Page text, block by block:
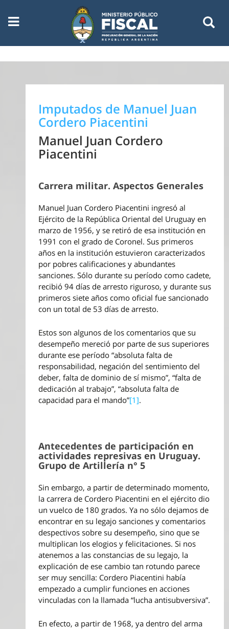
Imputados de Manuel Juan
Cordero Piacentini
Manuel Juan Cordero
Piacentini
Carrera militar. Aspectos Generales
Manuel Juan Cordero Piacentini ingresó al
Ejército de la República Oriental del Uruguay en
marzo de 1956, y se retiró de esa institución en
1991 con el grado de Coronel. Sus primeros
años en la institución estuvieron caracterizados
por pobres calificaciones y abundantes
sanciones. Sólo durante su período como cadete,
recibió 94 días de arresto riguroso, y durante sus
primeros siete años como oficial fue sancionado
con un total de 53 días de arresto.
Estos son algunos de los comentarios que su
desempeño mereció por parte de sus superiores
durante ese período “absoluta falta de
responsabilidad, negación del sentimiento del
deber, falta de dominio de sí mismo”, “falta de
dedicación al trabajo”, “absoluta falta de
capacidad para el mando”[1].
Antecedentes de participación en
actividades represivas en Uruguay.
Grupo de Artillería n° 5
Sin embargo, a partir de determinado momento,
la carrera de Cordero Piacentini en el ejército dio
un vuelco de 180 grados. Ya no sólo dejamos de
encontrar en su legajo sanciones y comentarios
despectivos sobre su desempeño, sino que se
multiplican los elogios y felicitaciones. Si nos
atenemos a las constancias de su legajo, la
explicación de ese cambio tan rotundo parece
ser muy sencilla: Cordero Piacentini había
empezado a cumplir funciones en acciones
vinculadas con la llamada “lucha antisubversiva”.
En efecto, a partir de 1968, ya dentro del arma